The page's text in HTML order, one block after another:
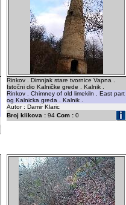
Rinkov . Dimnjak stare tvornice Vapna .
Istočni dio Kalničke grede . Kalnik .
Rinkov . Chimney of old limekiln . East part
og Kalnicka greda . Kalnik .
Autor : Damir Klaric
Broj klikova : 94 Com : 0